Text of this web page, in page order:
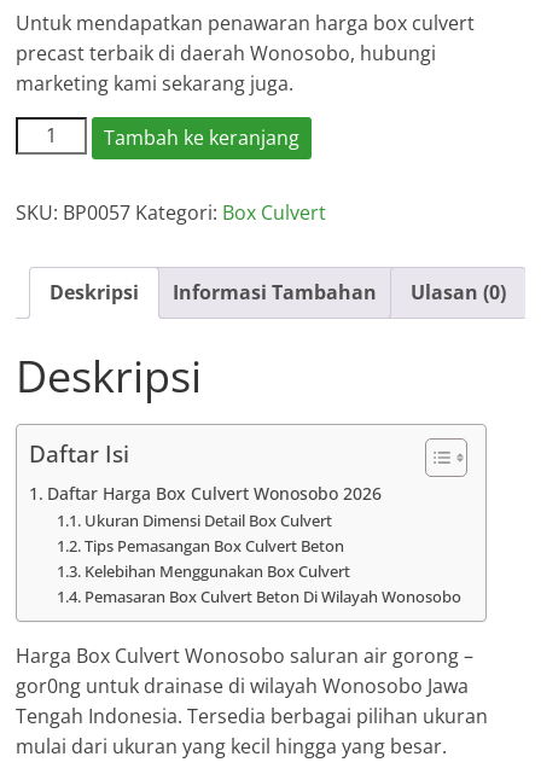
Untuk mendapatkan penawaran harga box culvert
precast terbaik di daerah Wonosobo, hubungi
marketing kami sekarang juga.
Kuantitas
Harga
Culvert
Tambah ke keranjang
SKU: BP0057 Kategori: Box Culvert
Deskripsi Informasi Tambahan Ulasan (0)
Deskripsi
Daftar Isi
Daftar Harga Box Culvert Wonosobo 2026
Ukuran Dimensi Detail Box Culvert
Tips Pemasangan Box Culvert Beton
Kelebihan Menggunakan Box Culvert
Pemasaran Box Culvert Beton Di Wilayah Wonosobo
Harga Box Culvert Wonosobo saluran air gorong –
gor0ng untuk drainase di wilayah Wonosobo Jawa
Tengah Indonesia. Tersedia berbagai pilihan ukuran
mulai dari ukuran yang kecil hingga yang besar.